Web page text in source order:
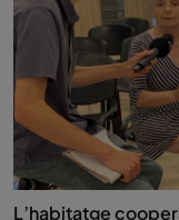
L’habitatge